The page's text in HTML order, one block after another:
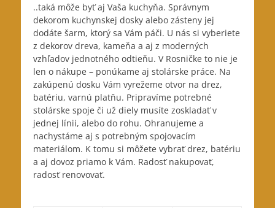
..taká môže byť aj Vaša kuchyňa. Správnym
dekorom kuchynskej dosky alebo zásteny jej
dodáte šarm, ktorý sa Vám páči. U nás si vyberiete
z dekorov dreva, kameňa a aj z moderných
vzhľadov jednotného odtieňu. V Rosničke to nie je
len o nákupe – ponúkame aj stolárske práce. Na
zakúpenú dosku Vám vyrežeme otvor na drez,
batériu, varnú platňu. Pripravíme potrebné
stolárske spoje či už diely musíte zoskladať v
jednej línii, alebo do rohu. Ohranujeme a
nachystáme aj s potrebným spojovacím
materiálom. K tomu si môžete vybrať drez, batériu
a aj dovoz priamo k Vám. Radosť nakupovať,
radosť renovovať.